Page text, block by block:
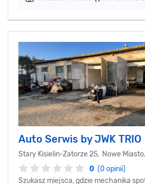
Auto Serwis by JWK TRIO
Stary Kisielin-Zatorze 25, Nowe Miasto,
0 (0 opinii)
Szukasz miejsca, gdzie mechanika